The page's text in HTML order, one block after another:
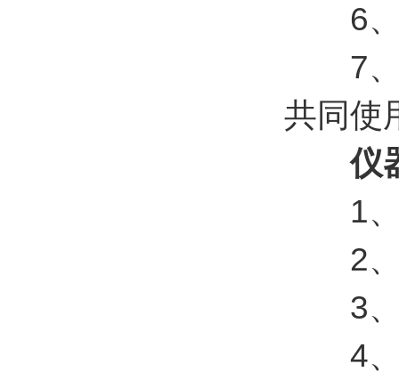
6、
7、
共同使
仪
1、
2、
3、
4、